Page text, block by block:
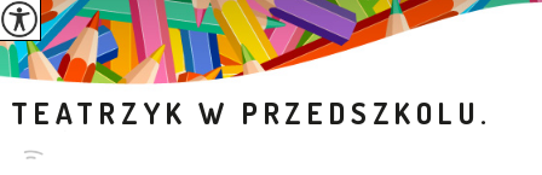
TEATRZYK W PRZEDSZKOLU.